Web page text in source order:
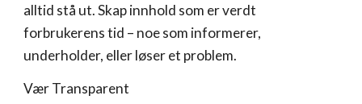
alltid stå ut. Skap innhold som er verdt
forbrukerens tid – noe som informerer,
underholder, eller løser et problem.
Vær Transparent